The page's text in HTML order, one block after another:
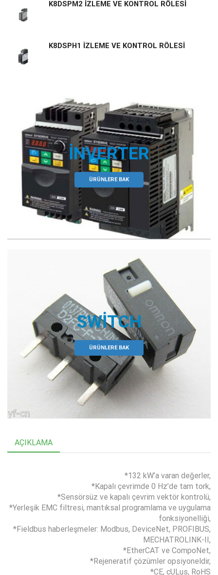
K8DSPM2 İZLEME VE KONTROL RÖLESİ
K8DSPH1 İZLEME VE KONTROL RÖLESİ
İNVERTER
ÜRÜNLERE BAK
SWITCH
ÜRÜNLERE BAK
AÇIKLAMA
*132 kW’a varan değerler,
*Kapalı çevrimde 0 Hz’de tam tork,
*Sensörsüz ve kapalı çevrim vektör kontrolü,
*Yerleşik EMC filtresi, mantıksal programlama ve uygulama
fonksiyonelliği,
*Fieldbus haberleşmeler: Modbus, DeviceNet, PROFIBUS,
MECHATROLINK-II,
*EtherCAT ve CompoNet,
*Rejeneratif çözümler opsiyoneldir,
*CE, cULus, RoHS